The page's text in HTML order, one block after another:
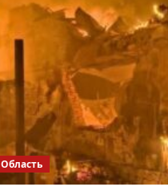
Область